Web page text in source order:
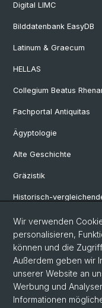
Digital LIMC
Bilddatenbank EasyDB
Latinum & Graecum
HELLAS
Collegium Beatus
Fachportal Antiquitas
Ägyptologie
Alte Geschichte
Gräzistik
Historisch-
Klassische Archäologie
Latinistik
Ur- und
Vindonissa-Professur
Wir verwenden
personalisieren,
können und die
Außerdem geben wir
unserer Website an
Werbung und
Informationen